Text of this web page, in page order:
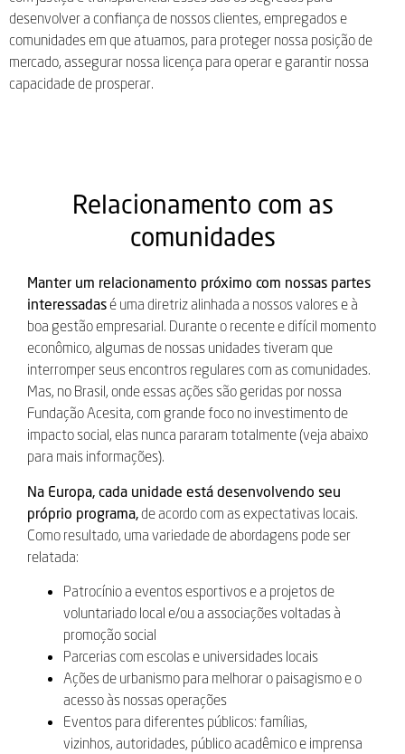
desenvolver a confiança de nossos clientes, empregados e
comunidades em que atuamos, para proteger nossa posição de
mercado, assegurar nossa licença para operar e garantir nossa
capacidade de prosperar.
Relacionamento com as
comunidades
Manter um relacionamento próximo com nossas partes
interessadasé uma diretriz alinhada a nossos valores e à
boa gestão empresarial. Durante o recente e difícil momento
econômico, algumas de nossas unidades tiveram que
interromper seus encontros regulares com as comunidades.
Mas, no Brasil, onde essas ações são geridas por nossa
Fundação Acesita, com grande foco no investimento de
impacto social, elas nunca pararam totalmente (veja abaixo
para mais informações).
Na Europa, cada unidade está desenvolvendo seu
próprio programa, de acordo com as expectativas locais.
Como resultado, uma variedade de abordagens pode ser
relatada:
Patrocínio a eventos esportivos e a projetos de
voluntariado local e/ou a associações voltadas à
promoção social
Parcerias com escolas e universidades locais
Ações de urbanismo para melhorar o paisagismo e o
acesso às nossas operações
Eventos para diferentes públicos: famílias,
vizinhos, autoridades, público acadêmico e imprensa